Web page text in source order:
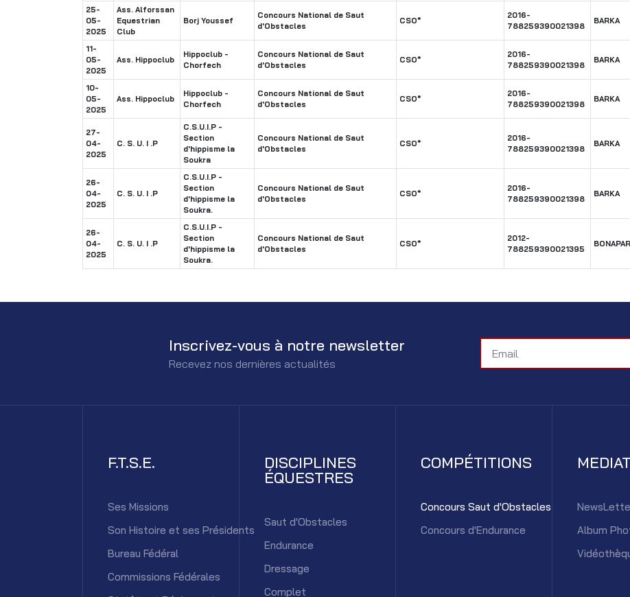
25-
05-
2025
Ass. Alforssan
Equestrian
Club
Borj Youssef
Concours National de Saut
d'Obstacles
CSO*
2016-
788259390021398
BARKA
11-
05-
2025
Ass. Hippoclub
Hippoclub -
Chorfech
Concours National de Saut
d'Obstacles
CSO*
2016-
788259390021398
BARKA
10-
05-
2025
Ass. Hippoclub
Hippoclub -
Chorfech
Concours National de Saut
d'Obstacles
CSO*
2016-
788259390021398
BARKA
27-
04-
2025
C. S. U. I .P
C.S.U.I.P -
Section
d'hippisme la
Soukra
Concours National de Saut
d'Obstacles
CSO*
2016-
788259390021398
BARKA
26-
04-
2025
C. S. U. I .P
C.S.U.I.P -
Section
d'hippisme la
Soukra.
Concours National de Saut
d'Obstacles
CSO*
2016-
788259390021398
BARKA
26-
04-
2025
C. S. U. I .P
C.S.U.I.P -
Section
d'hippisme la
Soukra.
Concours National de Saut
d'Obstacles
CSO*
2012-
788259390021395
Inscrivez-vous à notre newsletter
Recevez nos dernières actualités
F.T.S.E.
Ses Missions
Son Histoire et ses Présidents
Bureau Fédéral
Commissions Fédérales
DISCIPLINES
ÉQUESTRES
Saut d'Obstacles
Endurance
Dressage
Complet
COMPÉTITIONS
Concours Saut d'Obstacles
Concours d'Endurance
Album